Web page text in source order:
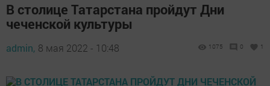
В столице Татарстана пройдут Дни
чеченской культуры
admin, 8 мая 2022 - 10:48 1075 0 1